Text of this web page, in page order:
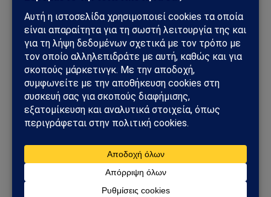
ΑΠΌΨΕΙΣ
Σαουδική Αραβία – Υεμένη: Το Ριάντ προετοιμάζει
μεγάλη στρατιωτική επιχείρηση – Στο επίκεντρο
Ερυθρά Θάλασσα και Bab al-Mandab
02/08/2026